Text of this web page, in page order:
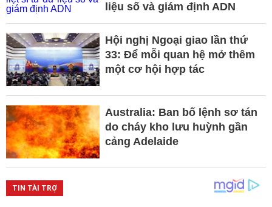
liệu số và giám định ADN
Hội nghị Ngoại giao lần thứ
33: Để mỗi quan hệ mở thêm
một cơ hội hợp tác
Australia: Ban bố lệnh sơ tán
do cháy kho lưu huỳnh gần
cảng Adelaide